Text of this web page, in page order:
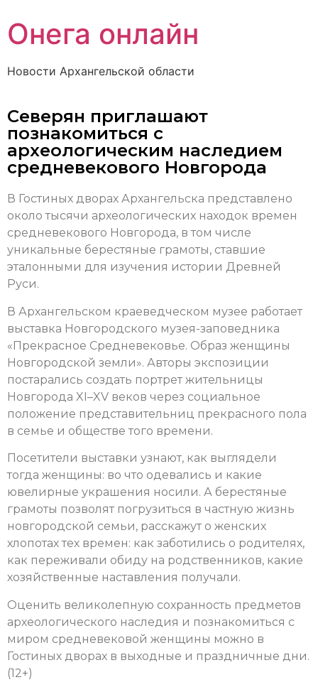
Онега онлайн
Новости Архангельской области
Северян приглашают
познакомиться с
археологическим наследием
средневекового Новгорода
В Гостиных дворах Архангельска представлено
около тысячи археологических находок времен
средневекового Новгорода, в том числе
уникальные берестяные грамоты, ставшие
эталонными для изучения истории Древней
Руси.
В Архангельском краеведческом музее работает
выставка Новгородского музея-заповедника
«Прекрасное Средневековье. Образ женщины
Новгородской земли». Авторы экспозиции
постарались создать портрет жительницы
Новгорода XI–XV веков через социальное
положение представительниц прекрасного пола
в семье и обществе того времени.
Посетители выставки узнают, как выглядели
тогда женщины: во что одевались и какие
ювелирные украшения носили. А берестяные
грамоты позволят погрузиться в частную жизнь
новгородской семьи, расскажут о женских
хлопотах тех времен: как заботились о родителях,
как переживали обиду на родственников, какие
хозяйственные наставления получали.
Оценить великолепную сохранность предметов
археологического наследия и познакомиться с
миром средневековой женщины можно в
Гостиных дворах в выходные и праздничные дни.
(12+)